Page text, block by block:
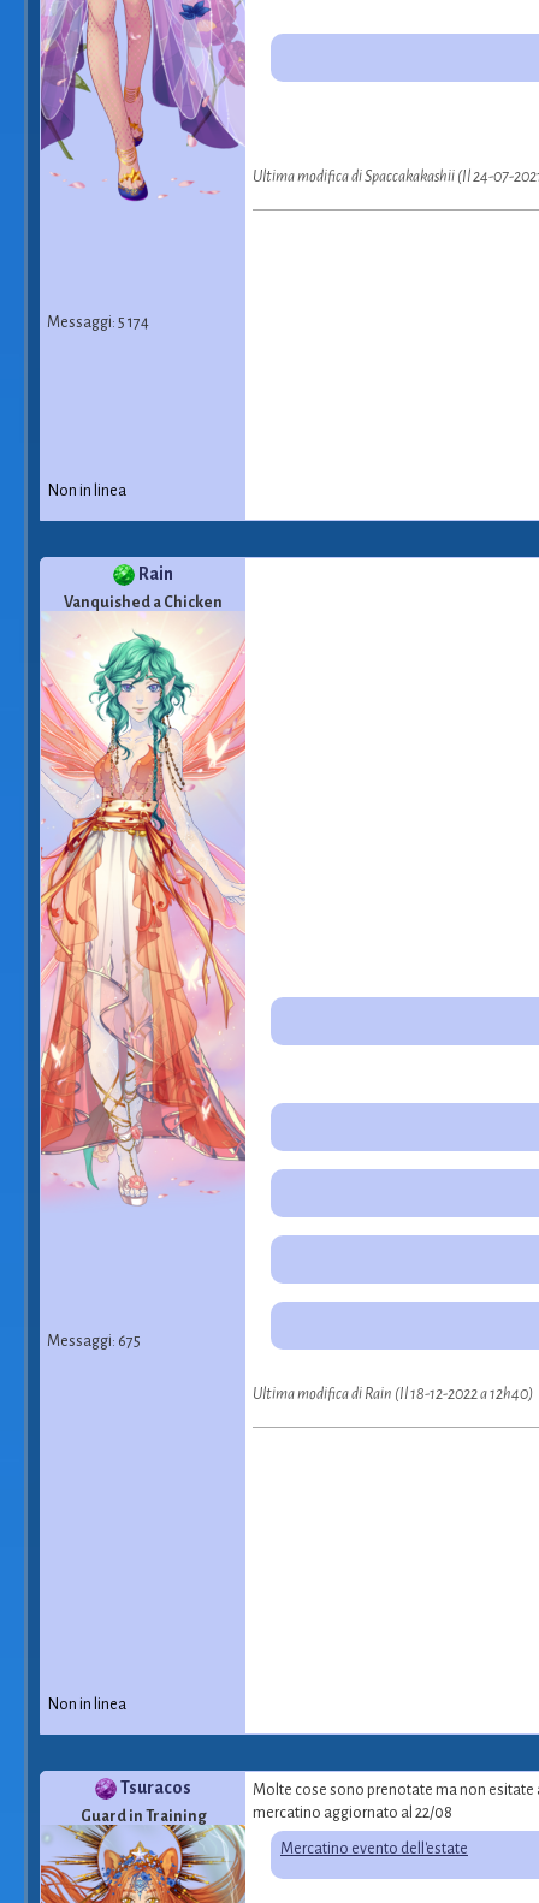
Messaggi: 5 174
Ultima modifica di Spaccakakashii (Il 24-07-
Non in linea
Rain
Vanquished a Chicken
Messaggi: 675
Ultima modifica di Rain (Il 18-12-2022 a 12h40)
Non in linea
Tsuracos
Guard in Training
Molte cose sono prenotate ma non esitate
mercatino aggiornato al 22/08
Mercatino evento dell'estate